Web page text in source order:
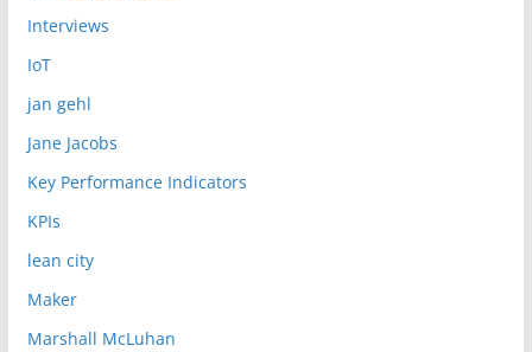
Interviews
IoT
jan gehl
Jane Jacobs
Key Performance Indicators
KPIs
lean city
Maker
Marshall McLuhan